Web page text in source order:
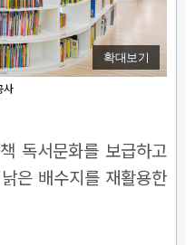
확대보기
사
독서문화를 보급하고
은 배수지를 재활용한